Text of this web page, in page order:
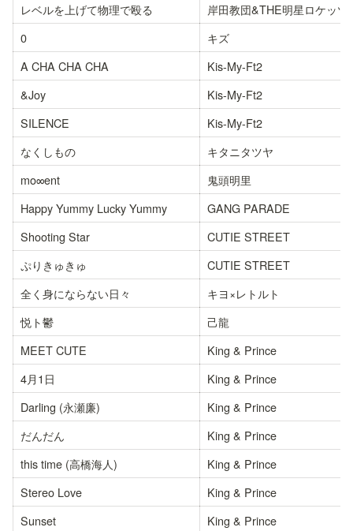
レベルを上げて物理で殴る
岸田教団&THE明星ロケッツ
0
キズ
A CHA CHA CHA
Kis-My-Ft2
&Joy
Kis-My-Ft2
SILENCE
Kis-My-Ft2
なくしもの
キタニタツヤ
mo∞ent
鬼頭明里
Happy Yummy Lucky Yummy
GANG PARADE
Shooting Star
CUTIE STREET
ぷりきゅきゅ
CUTIE STREET
全く身にならない日々
キヨ×レトルト
悦ト鬱
己龍
MEET CUTE
King & Prince
4月1日
King & Prince
Darling (永瀬廉)
King & Prince
だんだん
King & Prince
this time (高橋海人)
King & Prince
Stereo Love
King & Prince
Sunset
King & Prince